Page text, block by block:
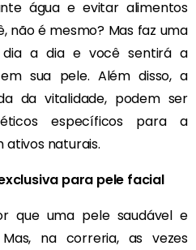
água e evitar alimentos
não é mesmo? Mas faz uma
a dia e você sentirá a
sua pele. Além disso, a
da vitalidade, podem ser
específicos para a
ativos naturais.
para pele facial
que uma pele saudável e
na correria, as vezes